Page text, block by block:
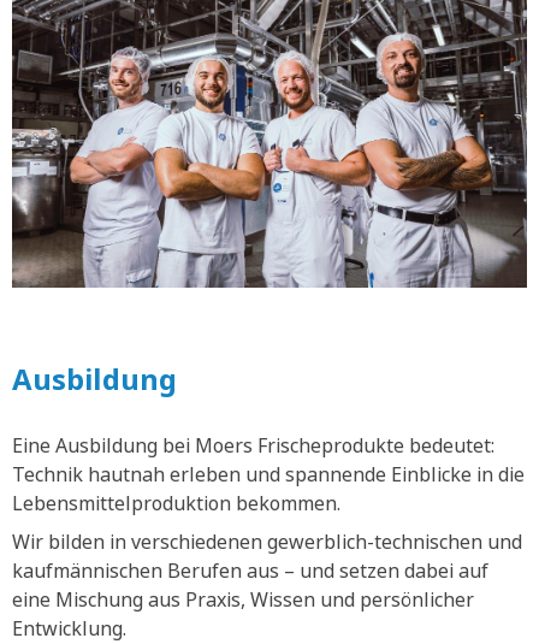
Ausbildung
Eine Ausbildung bei Moers Frischeprodukte bedeutet:
Technik hautnah erleben und spannende Einblicke in die
Lebensmittelproduktion bekommen.
Wir bilden in verschiedenen gewerblich-technischen und
kaufmännischen Berufen aus – und setzen dabei auf
eine Mischung aus Praxis, Wissen und persönlicher
Entwicklung.